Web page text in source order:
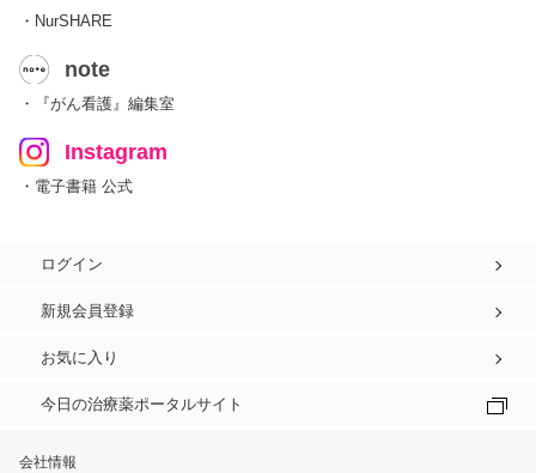
・NurSHARE
note
・『がん看護』編集室
Instagram
・電子書籍 公式
ログイン
新規会員登録
お気に入り
今日の治療薬ポータルサイト
会社情報